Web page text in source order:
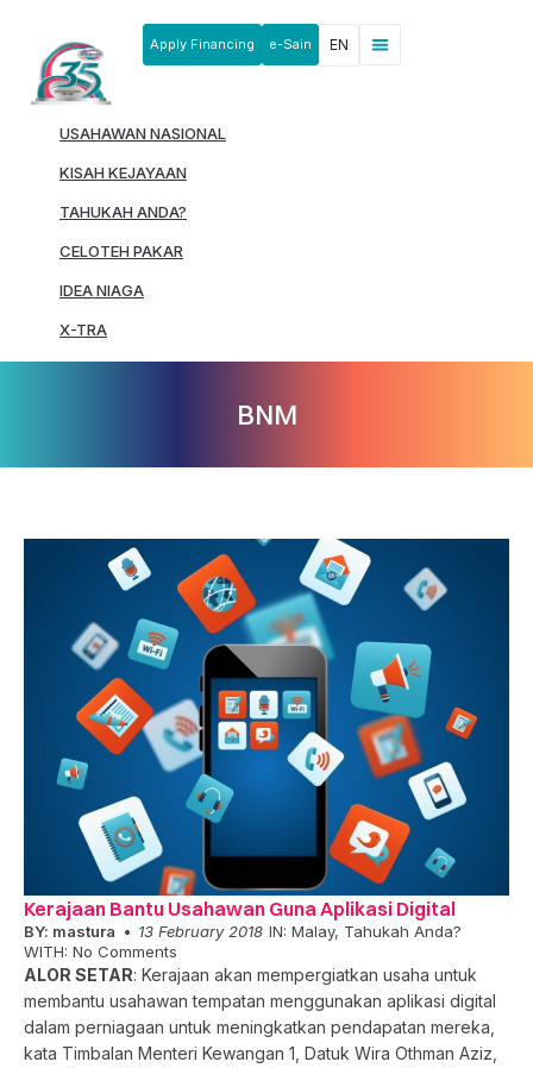
Apply Financing e-Sain EN
USAHAWAN NASIONAL
KISAH KEJAYAAN
TAHUKAH ANDA?
CELOTEH PAKAR
IDEA NIAGA
X-TRA
BNM
Kerajaan Bantu Usahawan Guna Aplikasi Digital
BY: mastura 13 February 2018 IN: Malay, Tahukah Anda?
WITH: No Comments
ALOR SETAR: Kerajaan akan mempergiatkan usaha untuk
membantu usahawan tempatan menggunakan aplikasi digital
dalam perniagaan untuk meningkatkan pendapatan mereka,
kata Timbalan Menteri Kewangan 1, Datuk Wira Othman Aziz,